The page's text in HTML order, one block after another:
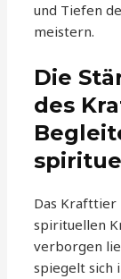
und Tiefen
meistern.
Die
des
Das Krafttier
spirituellen
verborgen
spiegelt sich